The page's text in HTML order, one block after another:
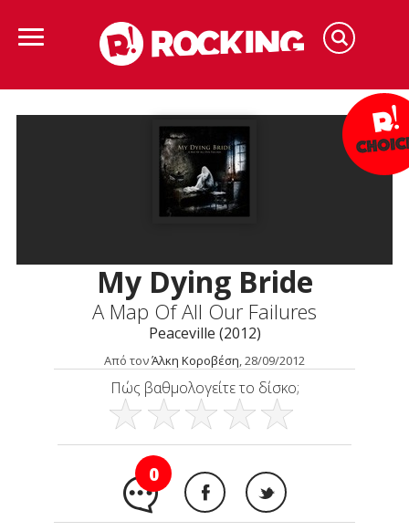
My Dying Bride
A Map Of All Our Failures
Peaceville (2012)
Από τονΆλκη Κοροβέση, 28/09/2012
Πώς βαθμολογείτε το δίσκο;
0